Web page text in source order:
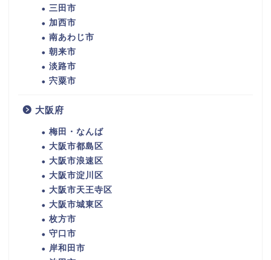
三田市
加西市
南あわじ市
朝来市
淡路市
宍粟市
大阪府
梅田・なんば
大阪市都島区
大阪市浪速区
大阪市淀川区
大阪市天王寺区
大阪市城東区
枚方市
守口市
岸和田市